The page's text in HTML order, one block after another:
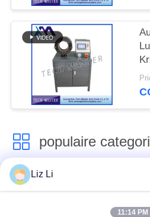
populaire
De Schok van de
luchtopschorting
Liz Li
11:14 PM